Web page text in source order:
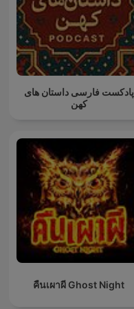
پادکست فارسی داستان های
کهن
คืนเผาผี Ghost Night